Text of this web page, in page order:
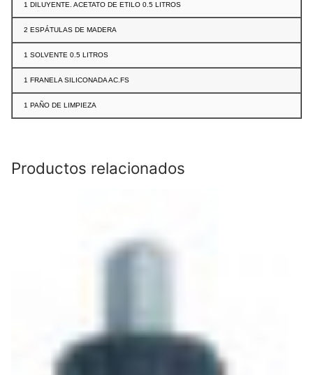
1 DILUYENTE. ACETATO DE ETILO 0.5 LITROS
2 ESPÁTULAS DE MADERA
1 SOLVENTE 0.5 LITROS
1 FRANELA SILICONADA AC.FS
1 PAÑO DE LIMPIEZA
Productos relacionados